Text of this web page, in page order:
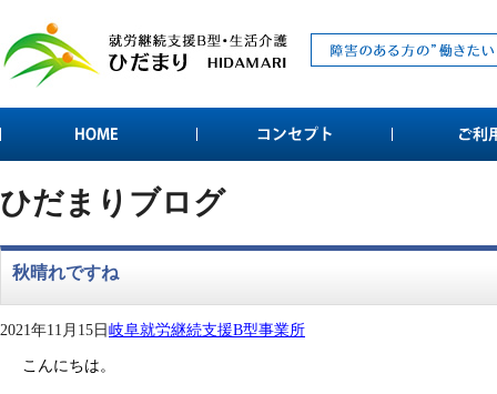
ひだまりブログ
秋晴れですね
2021年11月15日岐阜就労継続支援B型事業所
こんにちは。